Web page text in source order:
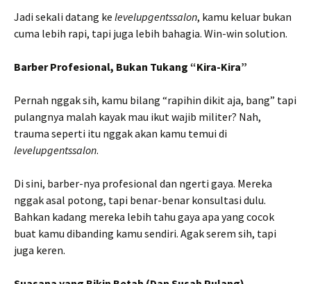
Jadi sekali datang ke levelupgentssalon, kamu keluar bukan
cuma lebih rapi, tapi juga lebih bahagia. Win-win solution.
Barber Profesional, Bukan Tukang “Kira-Kira”
Pernah nggak sih, kamu bilang “rapihin dikit aja, bang” tapi
pulangnya malah kayak mau ikut wajib militer? Nah,
trauma seperti itu nggak akan kamu temui di
levelupgentssalon.
Di sini, barber-nya profesional dan ngerti gaya. Mereka
nggak asal potong, tapi benar-benar konsultasi dulu.
Bahkan kadang mereka lebih tahu gaya apa yang cocok
buat kamu dibanding kamu sendiri. Agak serem sih, tapi
juga keren.